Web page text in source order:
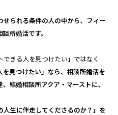
られる条件の人の中から、フィー
所婚活です。
きる人を見つけたい」ではなく
を見つけたい」なら、相談所婚活を
結婚相談所アクア・マーストに、
生に伴走してくださるのか？」を